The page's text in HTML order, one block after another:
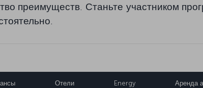
преимуществ. Станьте участником
Отели Energy Аренда